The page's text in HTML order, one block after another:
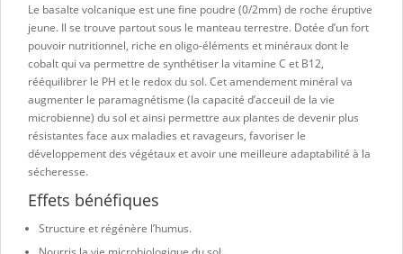
Le basalte volcanique est une fine poudre (0/2mm) de roche éruptive
jeune. Il se trouve partout sous le manteau terrestre. Dotée d’un fort
pouvoir nutritionnel, riche en oligo-éléments et minéraux dont le
cobalt qui va permettre de synthétiser la vitamine C et B12,
rééquilibrer le PH et le redox du sol. Cet amendement minéral va
augmenter le paramagnétisme (la capacité d’acceuil de la vie
microbienne) du sol et ainsi permettre aux plantes de devenir plus
résistantes face aux maladies et ravageurs, favoriser le
développement des végétaux et avoir une meilleure adaptabilité à la
sécheresse.
Effets bénéfiques
Structure et régénère l’humus.